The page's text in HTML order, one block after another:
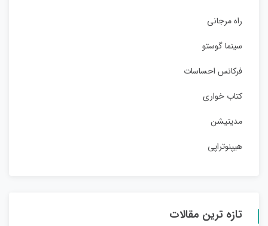
راه مرجانی
سینما گوستو
فرکانس احساسات
کتاب خواری
مدیتیشن
هیپنوتراپی
تازه ترین مقالات